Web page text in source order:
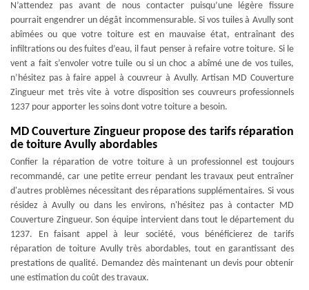
N’attendez pas avant de nous contacter puisqu’une légère fissure
pourrait engendrer un dégât incommensurable. Si vos tuiles à Avully sont
abîmées ou que votre toiture est en mauvaise état, entraînant des
infiltrations ou des fuites d’eau, il faut penser à refaire votre toiture. Si le
vent a fait s’envoler votre tuile ou si un choc a abîmé une de vos tuiles,
n’hésitez pas à faire appel à couvreur à Avully. Artisan MD Couverture
Zingueur met très vite à votre disposition ses couvreurs professionnels
1237 pour apporter les soins dont votre toiture a besoin.
MD Couverture Zingueur propose des tarifs réparation
de toiture Avully abordables
Confier la réparation de votre toiture à un professionnel est toujours
recommandé, car une petite erreur pendant les travaux peut entraîner
d'autres problèmes nécessitant des réparations supplémentaires. Si vous
résidez à Avully ou dans les environs, n'hésitez pas à contacter MD
Couverture Zingueur. Son équipe intervient dans tout le département du
1237. En faisant appel à leur société, vous bénéficierez de tarifs
réparation de toiture Avully très abordables, tout en garantissant des
prestations de qualité. Demandez dès maintenant un devis pour obtenir
une estimation du coût des travaux.